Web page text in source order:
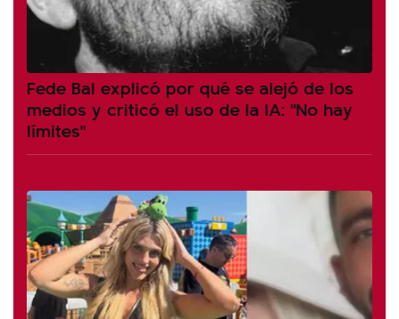
Fede Bal explicó por qué se alejó de los
medios y criticó el uso de la IA: "No hay
límites"